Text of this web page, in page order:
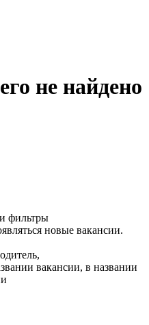
не найдено
фильтры
новые вакансии.
вакансии, в названии